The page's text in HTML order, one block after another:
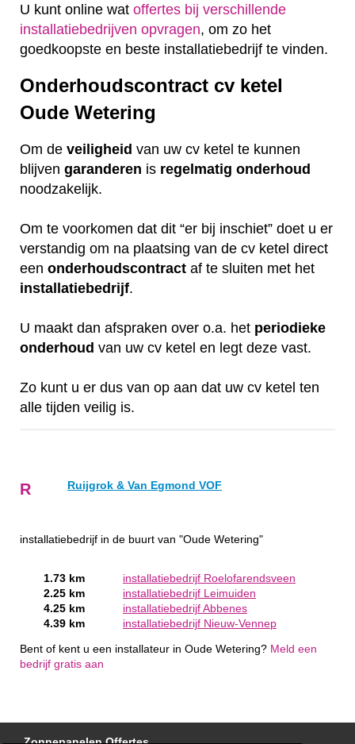
U kunt online wat offertes bij verschillende
installatiebedrijven opvragen, om zo het
goedkoopste en beste installatiebedrijf te vinden.
Onderhoudscontract cv ketel
Oude Wetering
Om de veiligheid van uw cv ketel te kunnen
blijven garanderen is regelmatig onderhoud
noodzakelijk.
Om te voorkomen dat dit “er bij inschiet” doet u er
verstandig om na plaatsing van de cv ketel direct
een onderhoudscontract af te sluiten met het
installatiebedrijf.
U maakt dan afspraken over o.a. het periodieke
onderhoud van uw cv ketel en legt deze vast.
Zo kunt u er dus van op aan dat uw cv ketel ten
alle tijden veilig is.
R Ruijgrok & Van Egmond VOF
installatiebedrijf in de buurt van "Oude Wetering"
1.73 km
installatiebedrijf Roelofarendsveen
2.25 km
installatiebedrijf Leimuiden
4.25 km
installatiebedrijf Abbenes
4.39 km
installatiebedrijf Nieuw-Vennep
Bent of kent u een installateur in Oude Wetering? Meld een
bedrijf gratis aan